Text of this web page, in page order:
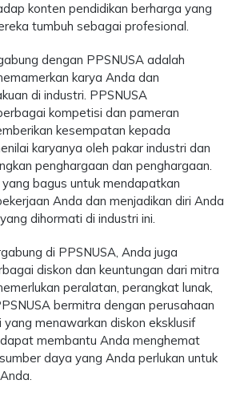
konten pendidikan berharga yang
tumbuh sebagai profesional.
dengan PPSNUSA adalah
karya Anda dan
di industri. PPSNUSA
kompetisi dan pameran
kesempatan kepada
karyanya oleh pakar industri dan
penghargaan dan penghargaan.
bagus untuk mendapatkan
Anda dan menjadikan diri Anda
dihormati di industri ini.
di PPSNUSA, Anda juga
diskon dan keuntungan dari mitra
peralatan, perangkat lunak,
bermitra dengan perusahaan
menawarkan diskon eksklusif
membantu Anda menghemat
daya yang Anda perlukan untuk